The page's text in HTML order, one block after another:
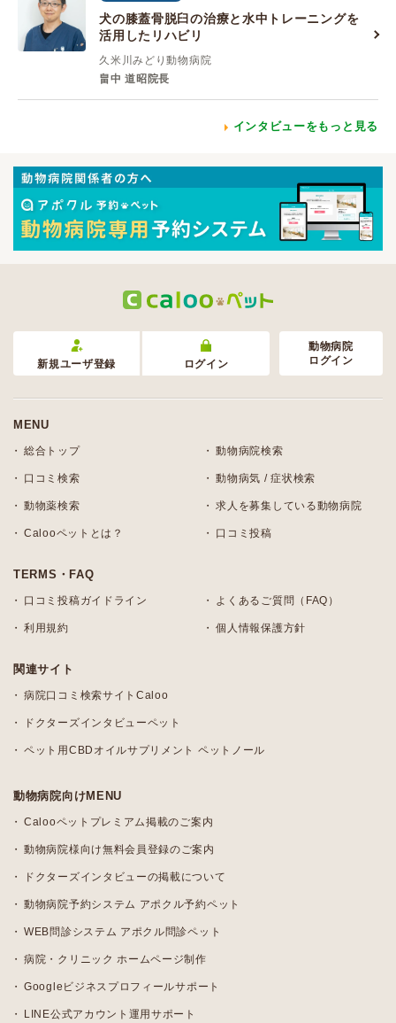
犬の膝蓋骨脱臼の治療と水中トレーニングを
活用したリハビリ
久米川みどり動物病院
畠中 道昭院長
インタビューをもっと見る
新規ユーザ登録 ログイン
動物病院
ログイン
MENU
総合トップ 動物病院検索
口コミ検索 動物病気 / 症状検索
動物薬検索 求人を募集している動物病院
Calooペットとは？ 口コミ投稿
TERMS・FAQ
口コミ投稿ガイドライン よくあるご質問（FAQ）
利用規約 個人情報保護方針
関連サイト
病院口コミ検索サイトCaloo
ドクターズインタビューペット
ペット用CBDオイルサプリメント ペットノール
動物病院向けMENU
Calooペットプレミアム掲載のご案内
動物病院様向け無料会員登録のご案内
ドクターズインタビューの掲載について
動物病院予約システム アポクル予約ペット
WEB問診システム アポクル問診ペット
病院・クリニック ホームページ制作
Googleビジネスプロフィールサポート
LINE公式アカウント運用サポート